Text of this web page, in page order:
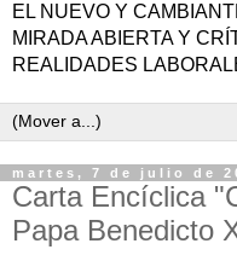
EL NUEVO Y
MIRADA ABIERTA Y
REALIDADES
martes, 7 de julio de
Carta Encíclica
Papa Benedicto